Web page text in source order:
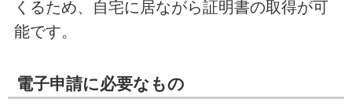
くるため、自宅に居ながら証明書の取得が可
能です。
電子申請に必要なもの